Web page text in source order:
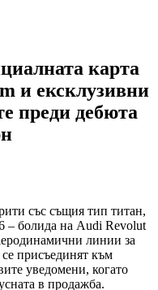
карта
и ексклузивни
преди дебюта
със същия тип титан,
– болида на Audi Revolut
линии за
присъединят към
уведомени, когато
в продажба.